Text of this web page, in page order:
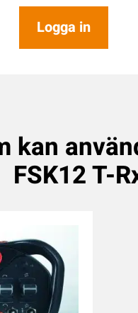
Logga in
kan
FSK12 T-